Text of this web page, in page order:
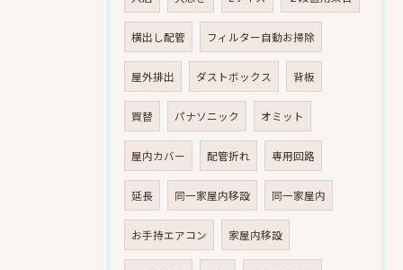
横出し配管 フィルター自動お掃除
屋外排出 ダストボックス 背板
買替 パナソニック オミット
屋内カバー 配管折れ 専用回路
延長 同一家屋内移設 同一家屋内
お手持エアコン 家屋内移設